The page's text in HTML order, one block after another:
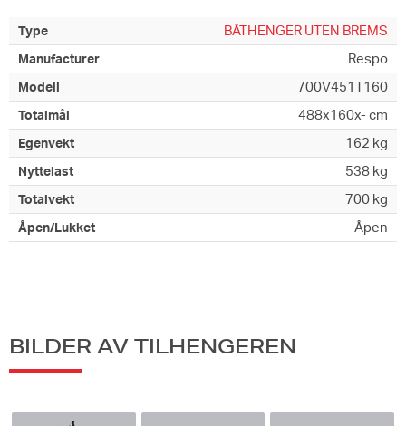
Type BÅTHENGER UTEN BREMS
Manufacturer Respo
Modell 700V451T160
Totalmål 488x160x- cm
Egenvekt 162 kg
Nyttelast 538 kg
Totalvekt 700 kg
Åpen/Lukket Åpen
BILDER AV TILHENGEREN